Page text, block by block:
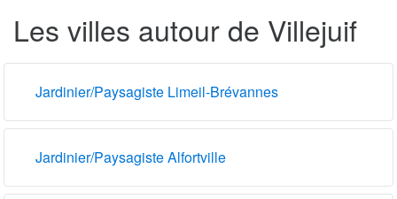
Les villes autour de Villejuif
Jardinier/Paysagiste Limeil-Brévannes
Jardinier/Paysagiste Alfortville